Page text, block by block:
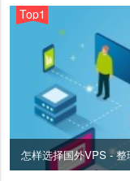
Top1
怎样选择国外VPS -